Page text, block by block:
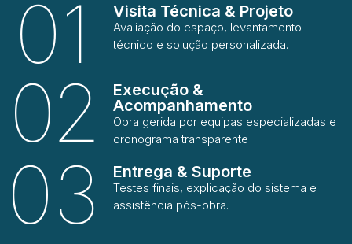
01 Visita Técnica & Projeto
Avaliação do espaço, levantamento
técnico e solução personalizada.
02
Execução &
Acompanhamento
Obra gerida por equipas especializadas e
cronograma transparente
03 Entrega & Suporte
Testes finais, explicação do sistema e
assistência pós-obra.